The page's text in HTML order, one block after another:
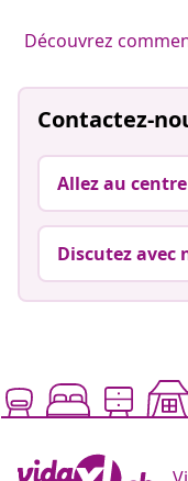
Découvrez
Contactez-
Allez au
Discutez avec